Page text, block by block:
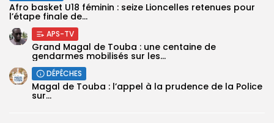
‎Afro basket U18 féminin : seize Lioncelles retenues pour
l’étape finale de...
APS-TV
Grand Magal de Touba : une centaine de
gendarmes mobilisés sur les...
DÉPÊCHES
Magal de Touba : l’appel à la prudence de la Police
sur...